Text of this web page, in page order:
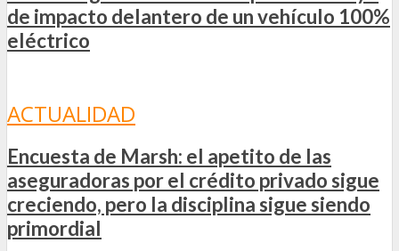
de impacto delantero de un vehículo 100%
eléctrico
ACTUALIDAD
Encuesta de Marsh: el apetito de las
aseguradoras por el crédito privado sigue
creciendo, pero la disciplina sigue siendo
primordial